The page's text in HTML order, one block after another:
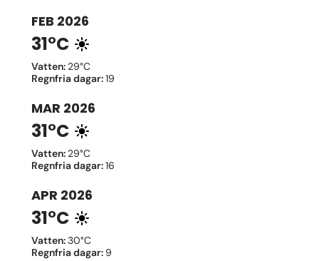
FEB 2026
31°C
Vatten: 29°C
Regnfria dagar:19
MAR 2026
31°C
Vatten: 29°C
Regnfria dagar:16
APR 2026
31°C
Vatten:30°C
Regnfria dagar: 9